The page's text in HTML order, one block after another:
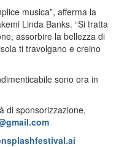
musica”, afferma la
Linda Banks. “Si tratta
assorbire la bellezza di
ti travolgano e creino
sono ora in
di sponsorizzazione,